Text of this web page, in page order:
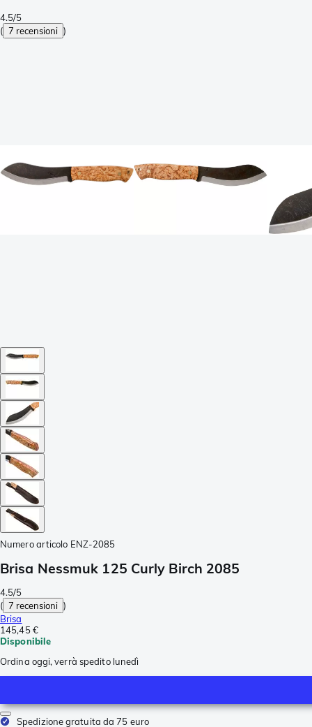
4.5/5
( 7 recensioni )
Numero articolo ENZ-2085
Brisa Nessmuk 125 Curly Birch 2085
4.5/5
( 7 recensioni )
Brisa
145,45 €
Disponibile
Ordina oggi, verrà spedito lunedì
Spedizione gratuita da 75 euro